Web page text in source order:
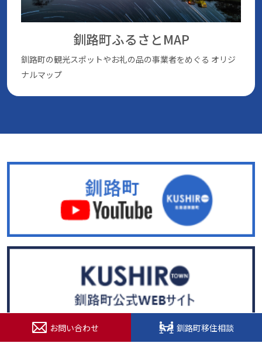
釧路町ふるさとMAP
釧路町の観光スポットやお礼の品の事業者をめぐる オリジ
ナルマップ
© 2022. 北海道釧路超（釧路町）特設サイト
お問い合わせ 釧路町移住相談